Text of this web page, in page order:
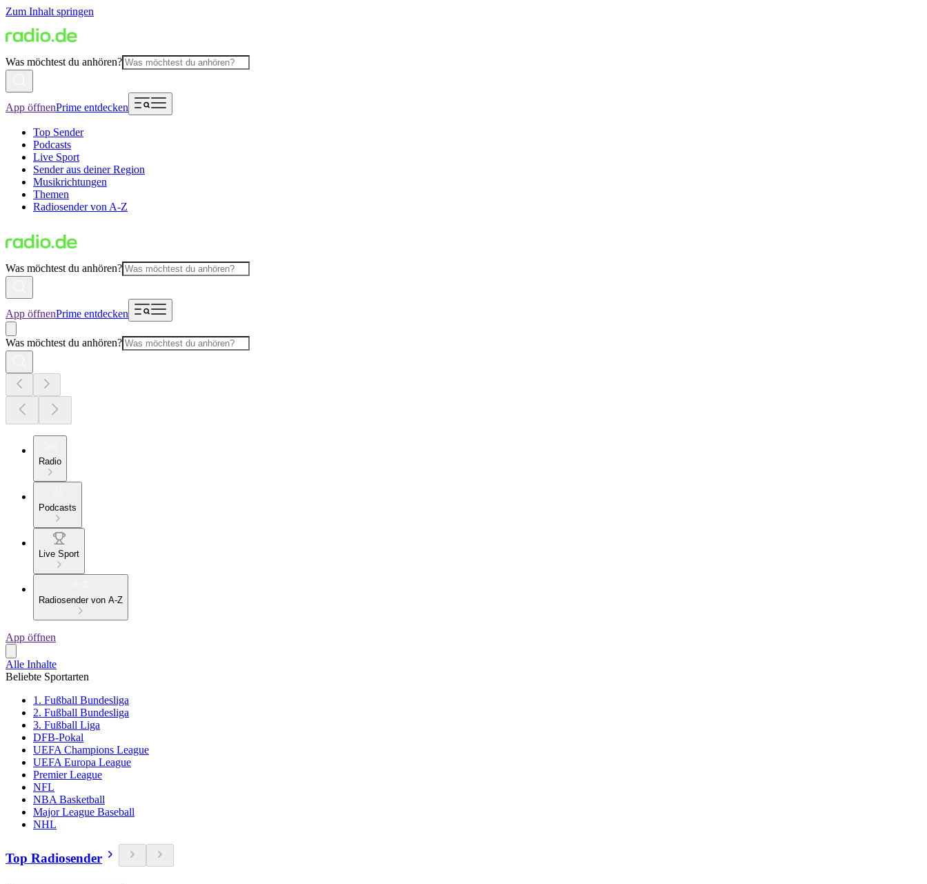
Zum Inhalt springen
Was möchtest du anhören?
App öffnenPrime entdecken
Top Sender
Podcasts
Live Sport
Sender aus deiner Region
Musikrichtungen
Themen
Radiosender von A-Z
Was möchtest du anhören?
App öffnenPrime entdecken
Was möchtest du anhören?
Radio
Podcasts
Live Sport
Radiosender von A-Z
App öffnen
Alle Inhalte
Beliebte Sportarten
1. Fußball Bundesliga
2. Fußball Bundesliga
3. Fußball Liga
DFB-Pokal
UEFA Champions League
UEFA Europa League
Premier League
NFL
NBA Basketball
Major League Baseball
NHL
Top Radiosender